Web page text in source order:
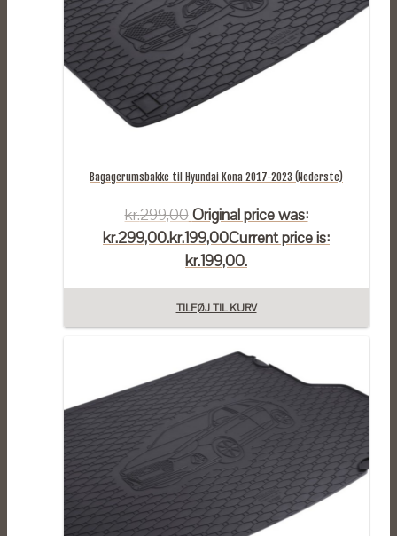
Bagagerumsbakke til Hyundai Kona 2017-2023 (Nederste)
kr.299,00Original price was:
kr.299,00.kr.199,00Current price is:
kr.199,00.
TILFØJ TIL KURV